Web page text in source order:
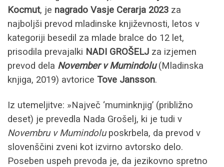
Kocmut, je nagrado Vasje Cerarja 2023 za
najboljši prevod mladinske književnosti, letos v
kategoriji besedil za mlade bralce do 12 let,
prisodila prevajalki NADI GROŠELJ za izjemen
prevod dela November v Mumindolu(Mladinska
knjiga, 2019) avtorice Tove Jansson.
Iz utemeljitve: »Največ ‘muminknjig’ (približno
deset) je prevedla Nada Grošelj, ki je tudi v
Novembru v Mumindoluposkrbela, da prevod v
slovenščini zveni kot izvirno avtorsko delo.
Poseben uspeh prevoda je, da jezikovno spretno